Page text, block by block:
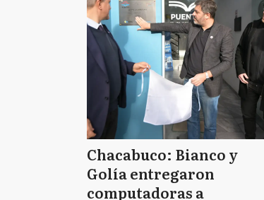
Chacabuco: Bianco y
Golía entregaron
computadoras a